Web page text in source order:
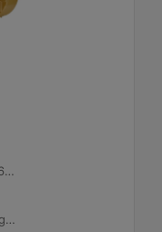
417 1.500 dev/dk.da lb-ft - 566 1.500 dev/dk.da Nm
U.S. EPA Tier 4 Final, EU Stage V, Japan 2014